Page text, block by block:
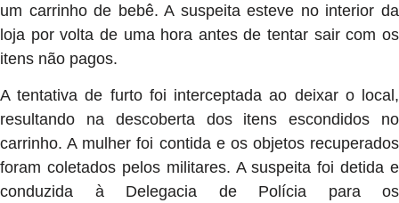
um carrinho de bebê. A suspeita esteve no interior da
loja por volta de uma hora antes de tentar sair com os
itens não pagos.
A tentativa de furto foi interceptada ao deixar o local,
resultando na descoberta dos itens escondidos no
carrinho. A mulher foi contida e os objetos recuperados
foram coletados pelos militares. A suspeita foi detida e
conduzida à Delegacia de Polícia para os